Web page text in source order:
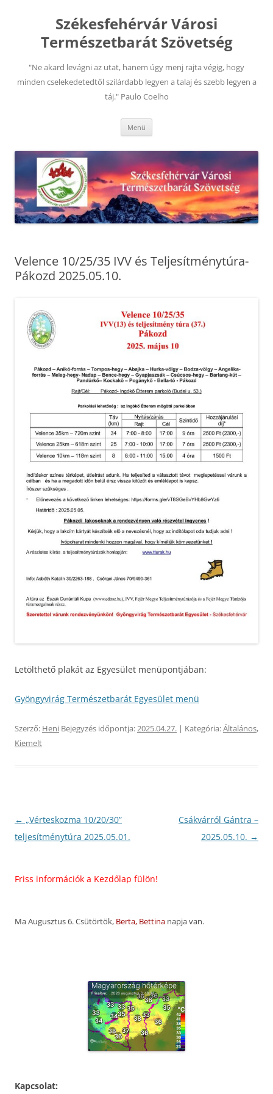
tartalombaSzékesfehérvár Városi
Természetbarát Szövetség
"Ne akard levágni az utat, hanem úgy menj rajta végig, hogy
minden cselekedetedtől szilárdabb legyen a talaj és szebb legyen a
táj." Paulo Coelho
Menü
Velence 10/25/35 IVV és Teljesítménytúra-
Pákozd 2025.05.10.
Letölthető plakát az Egyesület menüpontjában:
Gyöngyvirág Természetbarát Egyesület menü
Szerző: Heni Bejegyzés időpontja:2025.04.27. | Kategória:Általános,
Kiemelt
Bejegyzés
navigáció
← „Vérteskozma 10/20/30”
teljesítménytúra 2025.05.01.
Csákvárról Gántra –
2025.05.10. →
információk a Kezdőlap fülön!
Ma Augusztus 6. Csütörtök, Berta, Bettina napja van.
Kapcsolat: